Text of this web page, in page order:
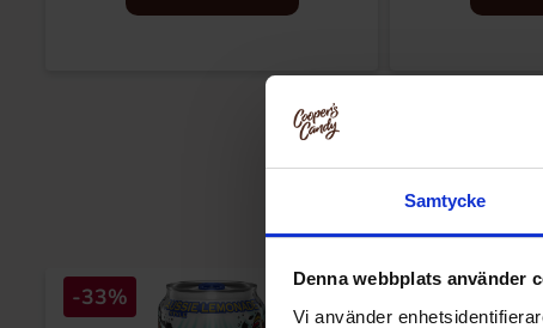
Samtycke
Denna webbplats använder
Vi använder
-33%